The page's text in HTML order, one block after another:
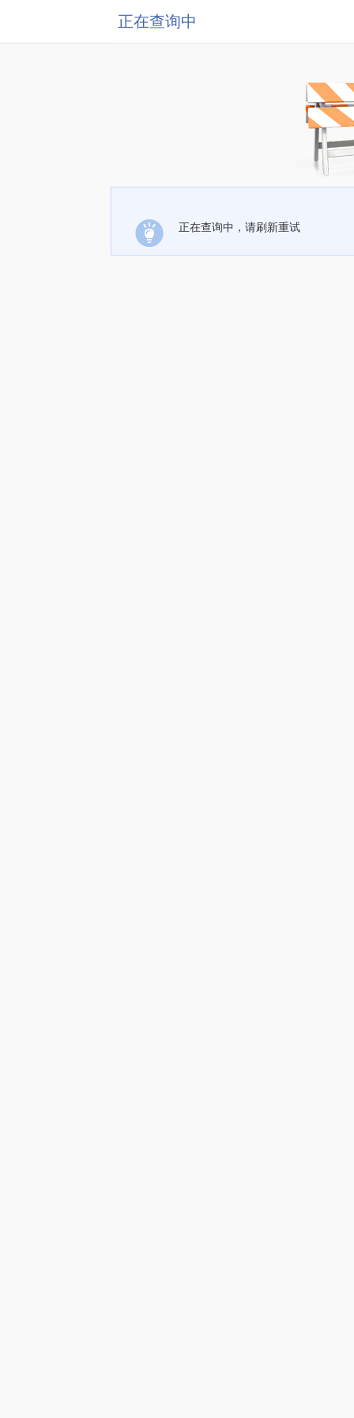
正在查询中
正在查询中，请刷新重试